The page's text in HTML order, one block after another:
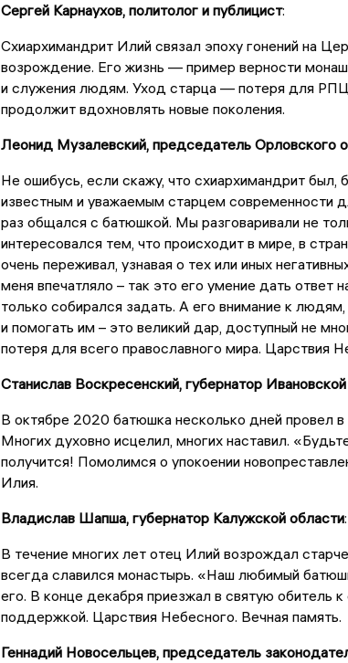
Сергей Карнаухов, политолог и публицист:
Схиархимандрит Илий связал эпоху гонений на
возрождение. Его жизнь — пример верности
и служения людям. Уход старца — потеря для
продолжит вдохновлять новые поколения.
Леонид Музалевский, председатель Орловского
Не ошибусь, если скажу, что схиархимандрит был,
известным и уважаемым старцем современности
раз общался с батюшкой. Мы разговаривали не
интересовался тем, что происходит в мире, в
очень переживал, узнавая о тех или иных
меня впечатляло – так это его умение дать ответ
только собирался задать. А его внимание к
и помогать им – это великий дар, доступный не
потеря для всего православного мира. Царствия
Станислав Воскресенский, губернатор
В октябре 2020 батюшка несколько дней провел в
Многих духовно исцелил, многих наставил.
получится! Помолимся о упокоении
Илия.
Владислав Шапша, губернатор Калужской области:
В течение многих лет отец Илий возрождал
всегда славился монастырь. «Наш любимый
его. В конце декабря приезжал в святую обитель
поддержкой. Царствия Небесного. Вечная память.
Геннадий Новосельцев, председатель